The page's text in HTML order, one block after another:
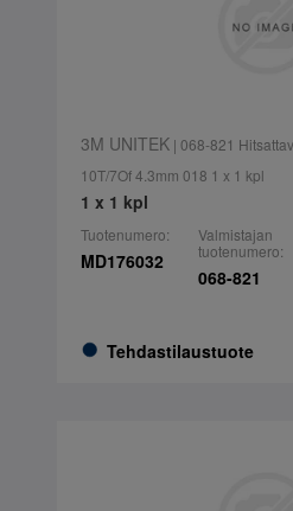
3M UNITEK| 068-821
10T/7Of 4.3mm 018 1 x 1 kpl
1 x 1 kpl
Tuotenumero:
MD176032
Tehdastilaustuote
Valmistajan
tuotenumero:
068-821